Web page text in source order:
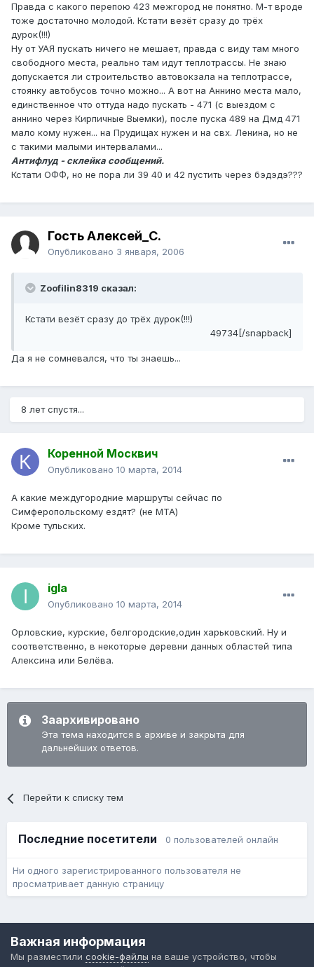
Правда с какого перепою 423 межгород не понятно. М-т вроде
тоже достаточно молодой. Кстати везёт сразу до трёх
дурок(!!!)
Ну от УАЯ пускать ничего не мешает, правда с виду там много
свободного места, реально там идут теплотрассы. Не знаю
допускается ли строительство автовокзала на теплотрассе,
стоянку автобусов точно можно... А вот на Аннино места мало,
единственное что оттуда надо пускать - 471 (с выездом с
аннино через Кирпичные Выемки), после пуска 489 на Дмд 471
мало кому нужен... на Прудищах нужен и на свх. Ленина, но не
с такими малыми интервалами...
Антифлуд - склейка сообщений.
Кстати ОФФ, но не пора ли 39 40 и 42 пустить через бэдэдэ???
Гость Алексей_С.
Опубликовано 3 января, 2006
Zoofilin8319 сказал:
Кстати везёт сразу до трёх дурок(!!!)
49734[/snapback]
Да я не сомневался, что ты знаешь...
8 лет спустя...
Коренной Москвич
Опубликовано 10 марта, 2014
А какие междугородние маршруты сейчас по
Симферопольскому ездят? (не МТА)
Кроме тульских.
igla
Опубликовано 10 марта, 2014
Орловские, курские, белгородские,один харьковский. Ну и
соответственно, в некоторые деревни данных областей типа
Алексина или Белёва.
Заархивировано
Эта тема находится в архиве и закрыта для
дальнейших ответов.
Перейти к списку тем
Последние посетители 0 пользователей онлайн
Ни одного зарегистрированного пользователя не
просматривает данную страницу
Форум общественного транспорта
Powered by Invision Community
Важная информация
Мы разместили cookie-файлы на ваше устройство, чтобы